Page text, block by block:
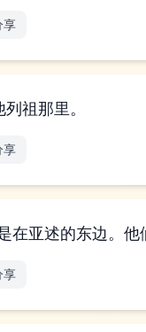
享
祖那里。
享
亚述的东边。他
享